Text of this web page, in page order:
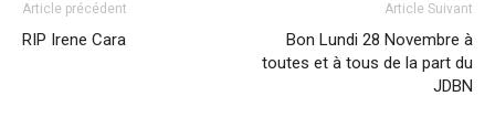
Article précédent
RIP Irene Cara
Article Suivant
Bon Lundi 28 Novembre à
toutes et à tous de la part du
JDBN